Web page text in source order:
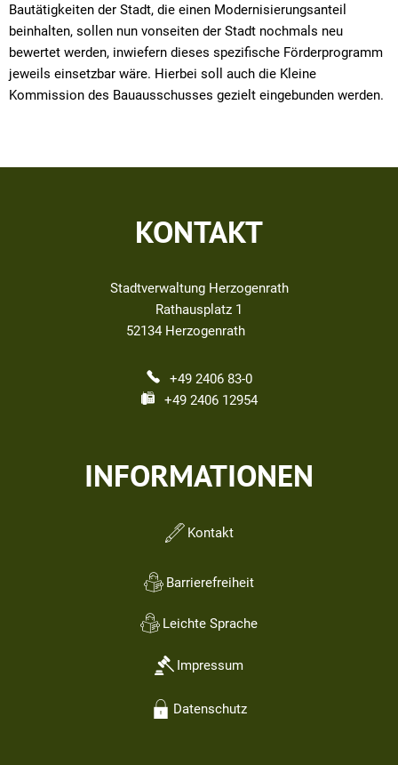
Bautätigkeiten der Stadt, die einen Modernisierungsanteil
beinhalten, sollen nun vonseiten der Stadt nochmals neu
bewertet werden, inwiefern dieses spezifische Förderprogramm
jeweils einsetzbar wäre. Hierbei soll auch die Kleine
Kommission des Bauausschusses gezielt eingebunden werden.
KONTAKT
Stadtverwaltung Herzogenrath
Rathausplatz 1
52134 Herzogenrath
+49 2406 83-0
+49 2406 12954
INFORMATIONEN
Kontakt
Barrierefreiheit
Leichte Sprache
Impressum
Datenschutz